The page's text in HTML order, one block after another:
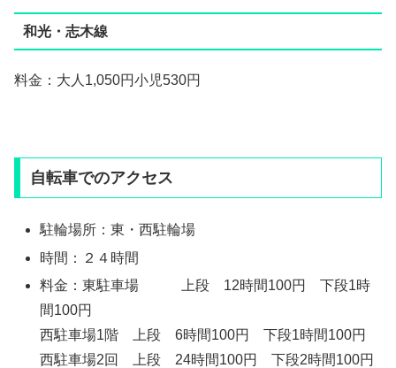
和光・志木線
料金：大人1,050円小児530円
自転車でのアクセス
駐輪場所：東・西駐輪場
時間：２４時間
料金：東駐車場 上段 12時間100円 下段1時
間100円
西駐車場1階 上段 6時間100円 下段1時間100円
西駐車場2回 上段 24時間100円 下段2時間100円